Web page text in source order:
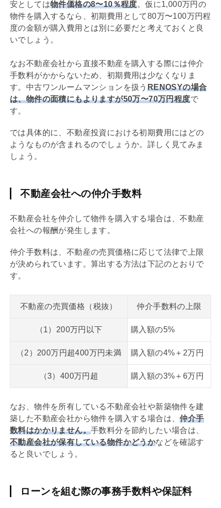
安としては物件価格の8〜10％程度。仮に1,000万円の
物件を購入するなら、初期費用として80万〜100万円程
度の金額が購入費用とは別に必要だと考えておくと良
いでしょう。
なお不動産会社から直接不動産を購入する際には仲介
手数料がかからないため、初期費用は少なくなりま
す。中古ワンルームマンションを扱う RENOSYの場合
は、物件の面積にもよりますが50万〜70万円程度で
す。
では具体的に、不動産投資における初期費用にはどの
ようなものが含まれるのでしょうか。詳しく見てみま
しょう。
不動産会社への仲介手数料
不動産会社を仲介して物件を購入する場合は、不動産
会社への報酬が発生します。
仲介手数料は、不動産の売買価格に応じて法律で上限
が決められています。算出する方法は下記のとおりで
す。
不動産の売買価格（税抜） 仲介手数料の上限
（1）200万円以下 購入額の5%
（2）200万円超400万円未満 購入額の4%＋2万円
（3）400万円超 購入額の3%＋6万円
なお、物件を所有している不動産会社や新築物件を建
築した不動産会社から物件を購入する場合は、仲介手
数料はかかりません。手数料分を節約したい場合は、
不動産会社が保有している物件かどうかなどを確認す
ると良いでしょう。
ローンを組む際の事務手数料や保証料